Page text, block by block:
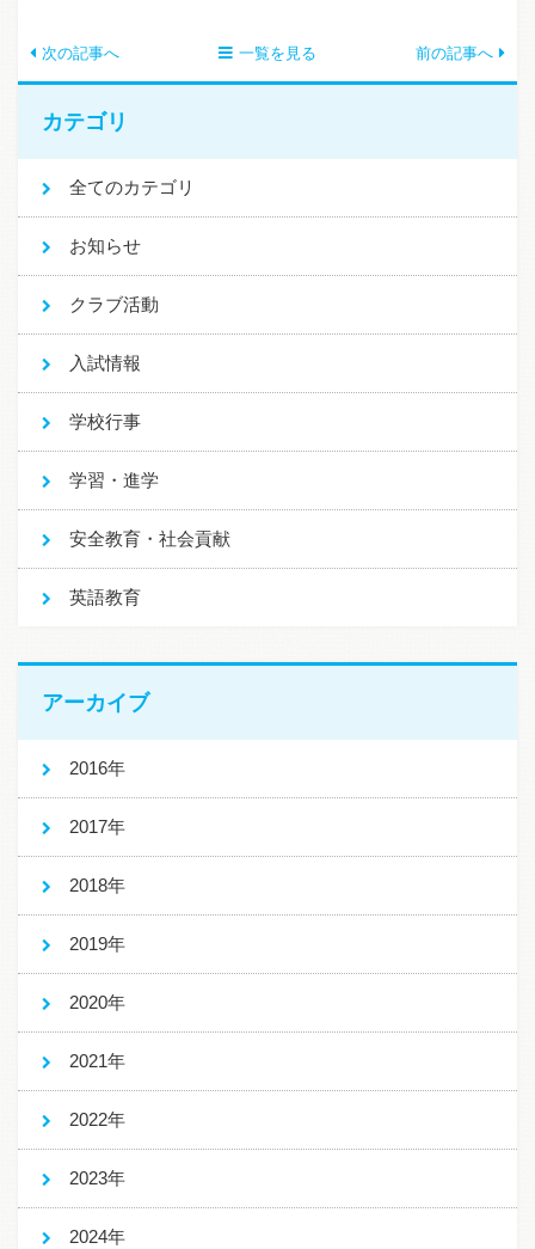
次の記事へ 一覧を見る 前の記事へ
カテゴリ
全てのカテゴリ
お知らせ
クラブ活動
入試情報
学校行事
学習・進学
安全教育・社会貢献
英語教育
アーカイブ
2016年
2017年
2018年
2019年
2020年
2021年
2022年
2023年
2024年